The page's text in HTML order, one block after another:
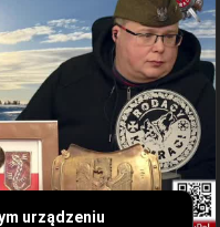
urządzeniu